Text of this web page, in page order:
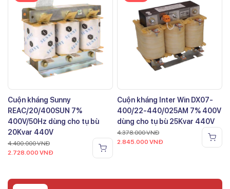
Cuộn kháng Sunny
REAC/20/400SUN 7%
400V/50Hz dùng cho tụ bù
20Kvar 440V
4.400.000VNĐ
2.728.000 VNĐ
Cuộn kháng Inter Win DX07-
400/22-440/025AM 7% 400V
dùng cho tụ bù 25Kvar 440V
4.378.000VNĐ
2.845.000 VNĐ